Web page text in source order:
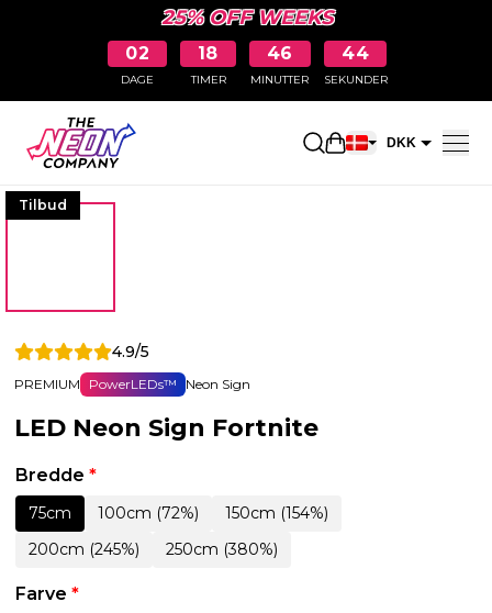
25% OFF WEEKS
02
DAGE
18
TIMER
46
MINUTTER
43
SEKUNDER
Åbn DKK
Tilbud
4.9/5
PREMIUM PowerLEDs™ Neon Sign
LED Neon Sign Fortnite
Bredde *
75cm 100cm (72%)
150cm (154%)
200cm (245%)
250cm (380%)
Farve *